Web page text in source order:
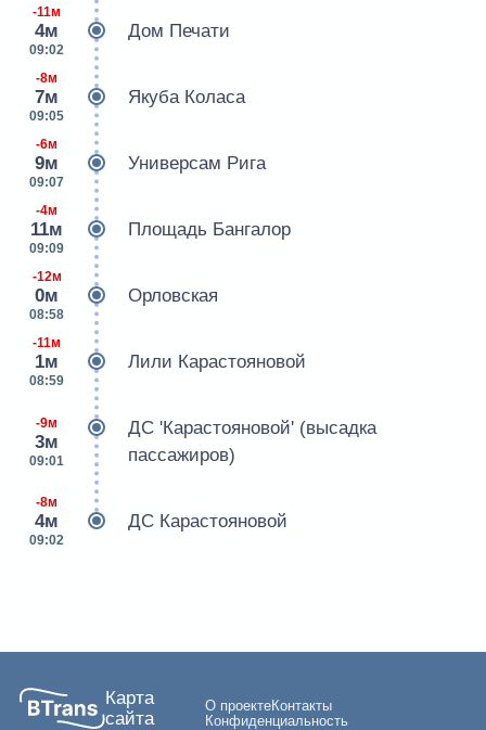
-11м
4м
09:02
Дом Печати
-8м
7м
09:05
Якуба Коласа
-6м
9м
09:07
Универсам Рига
-4м
11м
09:09
Площадь Бангалор
-12м
0м
08:58
Орловская
-11м
1м
08:59
Лили Карастояновой
-9м
3м
09:01
ДС 'Карастояновой' (высадка
пассажиров)
-8м
4м
09:02
ДС Карастояновой
Карта
сайта
О проектеКонтакты
Конфиденциальность